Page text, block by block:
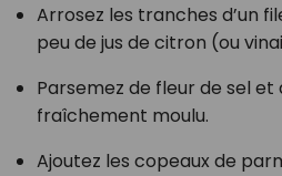
Arrosez les tranches d’un
peu de jus de citron (ou
Parsemez de fleur de sel et
fraîchement moulu.
Ajoutez les copeaux de